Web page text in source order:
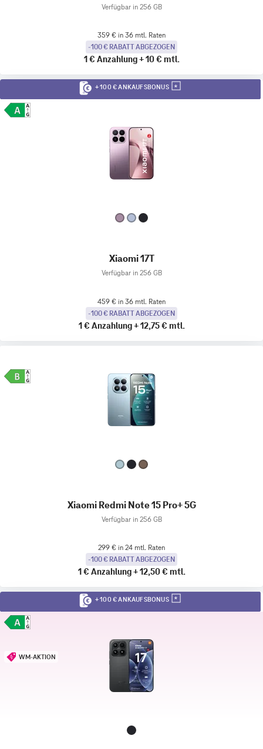
Verfügbar in 256 GB
359 € in 36 mtl. Raten
-100 € RABATT ABGEZOGEN
1 € Anzahlung+10 € mtl.
+ 100 € ANKAUFSBONUS
Xiaomi 17T
Verfügbar in 256 GB
459 € in 36 mtl. Raten
-100 € RABATT ABGEZOGEN
1 € Anzahlung+12,75 € mtl.
Xiaomi Redmi Note 15 Pro+ 5G
Verfügbar in 256 GB
299 € in 24 mtl. Raten
-100 € RABATT ABGEZOGEN
1 € Anzahlung+12,50 € mtl.
+ 100 € ANKAUFSBONUS
WM-AKTION